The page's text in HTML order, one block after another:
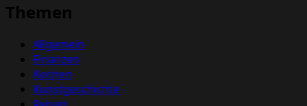
Themen
Allgemein
Finanzen
Kochen
Kunstgeschichte